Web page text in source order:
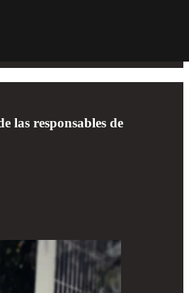
las responsables de